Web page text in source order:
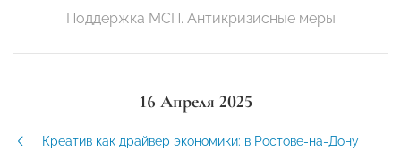
Поддержка МСП. Антикризисные меры
16 Апреля 2025
Креатив как драйвер экономики: в Ростове-на-Дону